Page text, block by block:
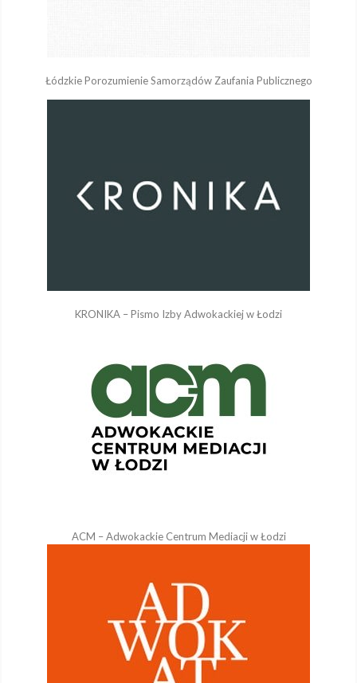
Łódzkie Porozumienie Samorządów Zaufania Publicznego
KRONIKA – Pismo Izby Adwokackiej w Łodzi
ACM – Adwokackie Centrum Mediacji w Łodzi